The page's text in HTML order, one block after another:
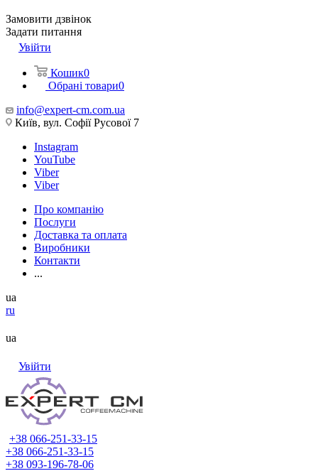
Замовити дзвінок
Задати питання
Увійти
Кошик0
Обрані товари0
info@expert-cm.com.ua
Київ, вул. Софії Русової 7
Instagram
YouTube
Viber
Viber
Про компанію
Послуги
Доставка та оплата
Виробники
Контакти
...
ua
ru
ua
Увійти
+38 066-251-33-15
+38 066-251-33-15
+38 093-196-78-06